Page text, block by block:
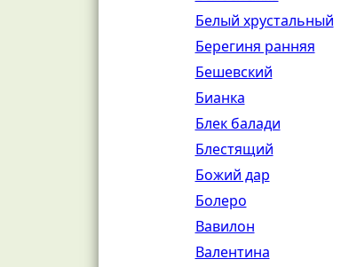
Белый хрустальный
Берегиня ранняя
Бешевский
Бианка
Блек балади
Блестящий
Божий дар
Болеро
Вавилон
Валентина